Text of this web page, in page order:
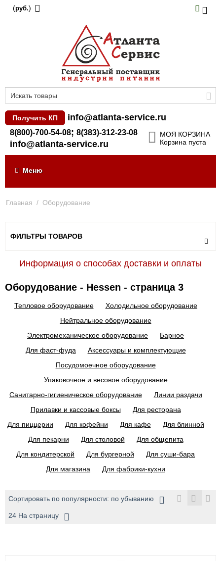
(руб.)
Получить КП info@atlanta-service.ru
8(800)-700-54-08; 8(383)-312-23-08
info@atlanta-service.ru
МОЯ КОРЗИНА
Корзина пуста
Меню
Главная / Оборудование
ФИЛЬТРЫ ТОВАРОВ
Информация о способах доставки и оплаты
Оборудование - Hessen - страница 3
Тепловое оборудование
Холодильное оборудование
Нейтральное оборудование
Электромеханическое оборудование
Барное
Для фаст-фуда
Аксессуары и комплектующие
Посудомоечное оборудование
Упаковочное и весовое оборудование
Санитарно-гигиеническое оборудование
Линии раздачи
Прилавки и кассовые боксы
Для ресторана
Для пиццерии
Для кофейни Для кафе
Для блинной
Для пекарни
Для столовой
Для общепита
Для кондитерской
Для бургерной
Для суши-бара
Для магазина
Для фабрики-кухни
Сортировать по популярности: по убыванию
24 На страницу